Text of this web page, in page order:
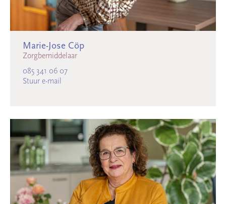
Marie-Jose Cöp
Zorgbemiddelaar
085 341 06 07
Stuur e-mail